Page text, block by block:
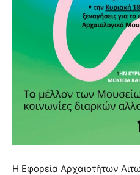
Η Εφορεία Αρχαιοτήτων